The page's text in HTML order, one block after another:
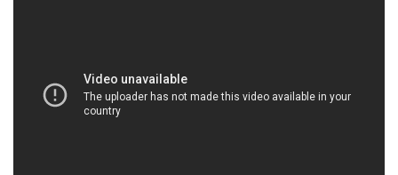
Εκλογές 2024
Προεδρικές 2023
Ενοικιάζονται